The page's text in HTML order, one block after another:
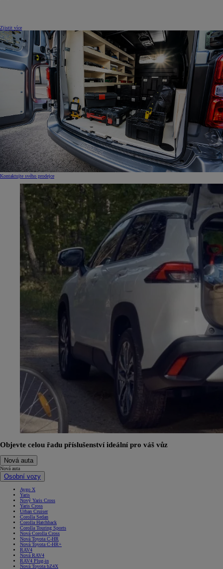
Zjistit více
Kontaktujte svého prodejce
Objevte celou řadu příslušenství ideální pro váš vůz
Nová auta
Nová auta
Osobní vozy
Aygo X
Yaris
Nový Yaris Cross
Yaris Cross
Urban Cruiser
Corolla Sedan
Corolla Hatchback
Corolla Touring Sports
Nová Corolla Cross
Nová Toyota C-HR
Nová Toyota C-HR+
RAV4
Nová RAV4
RAV4 Plug-in
Nová Toyota bZ4X